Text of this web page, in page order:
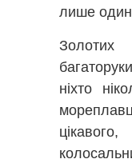
лише
Золотих
ніхто